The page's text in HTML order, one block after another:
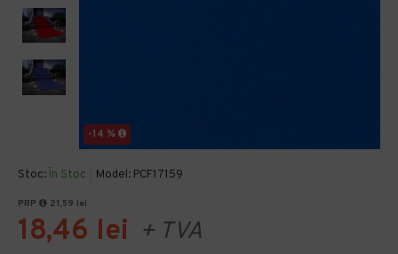
-14 %
Stoc: În Stoc Model: PCF17159
PRP 21,59 lei
18,46 lei + TVA